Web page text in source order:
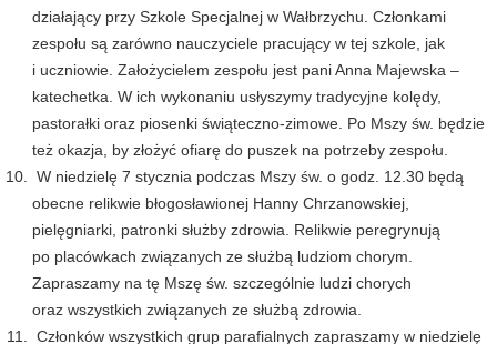
działający przy Szkole Specjalnej w Wałbrzychu. Członkami
zespołu są zarówno nauczyciele pracujący w tej szkole, jak
i uczniowie. Założycielem zespołu jest pani Anna Majewska –
katechetka. W ich wykonaniu usłyszymy tradycyjne kolędy,
pastorałki oraz piosenki świąteczno-zimowe. Po Mszy św. będzie
też okazja, by złożyć ofiarę do puszek na potrzeby zespołu.
W niedzielę 7 stycznia podczas Mszy św. o godz. 12.30 będą
obecne relikwie błogosławionej Hanny Chrzanowskiej,
pielęgniarki, patronki służby zdrowia. Relikwie peregrynują
po placówkach związanych ze służbą ludziom chorym.
Zapraszamy na tę Mszę św. szczególnie ludzi chorych
oraz wszystkich związanych ze służbą zdrowia.
Członków wszystkich grup parafialnych zapraszamy w niedzielę